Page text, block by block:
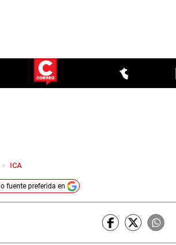
> ICA
fuente preferida en